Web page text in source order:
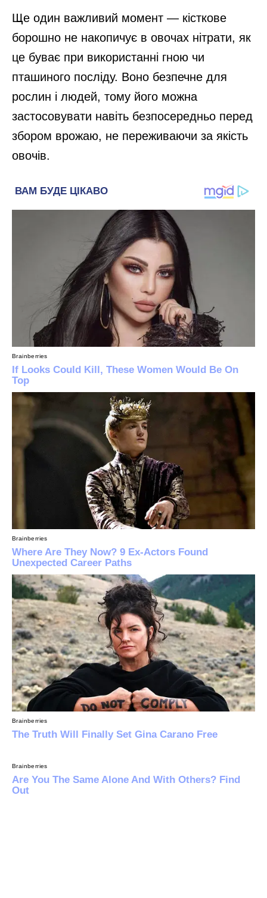
Ще один важливий момент — кісткове
борошно не накопичує в овочах нітрати, як
це буває при використанні гною чи
пташиного посліду. Воно безпечне для
рослин і людей, тому його можна
застосовувати навіть безпосередньо перед
збором врожаю, не переживаючи за якість
овочів.